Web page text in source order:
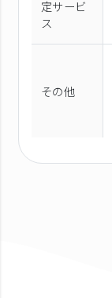
定サービ
ス
その他